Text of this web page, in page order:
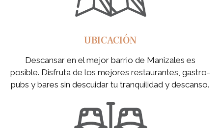
UBICACIÓN
Descansar en el mejor barrio de Manizales es
posible. Disfruta de los mejores restaurantes, gastro-
pubs y bares sin descuidar tu tranquilidad y descanso.